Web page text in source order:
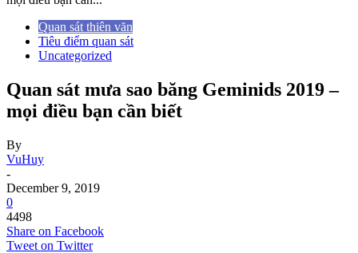
Quan sát thiên văn
Tiêu điểm quan sát
Uncategorized
Quan sát mưa sao băng Geminids 2019 –
mọi điều bạn cần biết
By
VuHuy
-
December 9, 2019
0
4498
Share on Facebook
Tweet on Twitter